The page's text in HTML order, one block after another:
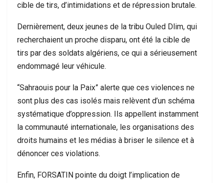
cible de tirs, d’intimidations et de répression brutale.
Dernièrement, deux jeunes de la tribu Ouled Dlim, qui
recherchaient un proche disparu, ont été la cible de
tirs par des soldats algériens, ce qui a sérieusement
endommagé leur véhicule.
“Sahraouis pour la Paix” alerte que ces violences ne
sont plus des cas isolés mais relèvent d’un schéma
systématique d’oppression. Ils appellent instamment
la communauté internationale, les organisations des
droits humains et les médias à briser le silence et à
dénoncer ces violations.
Enfin, FORSATIN pointe du doigt l’implication de